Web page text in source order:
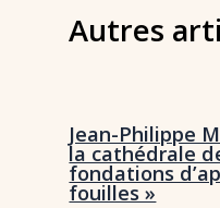
Autres
Jean-Philippe
la cathédrale
fondations
fouilles »